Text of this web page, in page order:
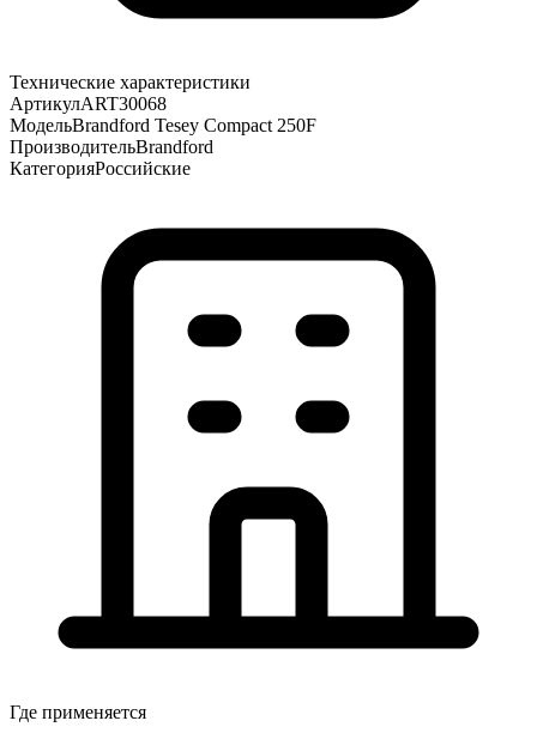
Технические характеристики
АртикулART30068
МодельBrandford Tesey Compact 250F
ПроизводительBrandford
КатегорияРоссийские
Где применяется